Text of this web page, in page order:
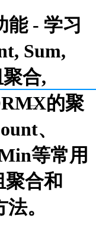
- 学习
Sum,
合,
的聚
、
等常用
合和
。